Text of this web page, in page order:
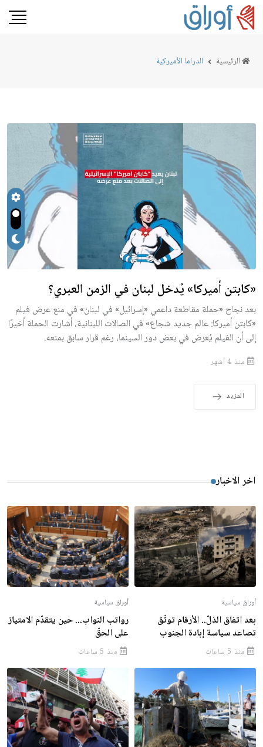
الرئيسية الدراما الأميركية
«كابتن أميركا» يُدخل لبنان في الزمن العبري؟
بعد نجاح «حملة مقاطعة داعمي «إسرائيل» في لبنان» في منع عرض فيلم
«كابتن أميركا: عالم جديد شجاع» في الصالات اللبنانية، أشارت الحملة أخيرًا
إلى أن الفيلم يُعرض في بعض دور السينما، رغم قرار سابق بمنعه.
منذ 4 أشهر
المزيد
اخر الاخبار
أوراق سياسية
بعد اتفاق الذلّ.. الأرقام توثّق
تصاعد سياسة إبادة الجنوب
منذ 5 ساعات
أوراق سياسية
رواتب النواب... حين يتقدّم الامتياز
على الحقّ
منذ 5 ساعات